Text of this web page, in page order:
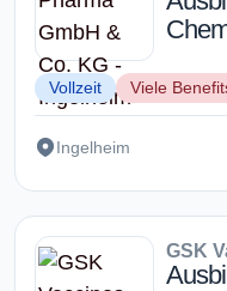
Vollzeit Viele
Ingelheim
GSK